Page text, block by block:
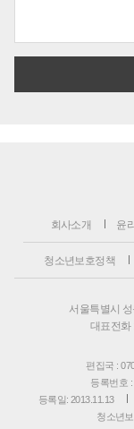
회사소개 윤
청소년보호정책
서울특별시
대표전화
편집국 :
등록번호
등록일: 2013.11.13
청소년